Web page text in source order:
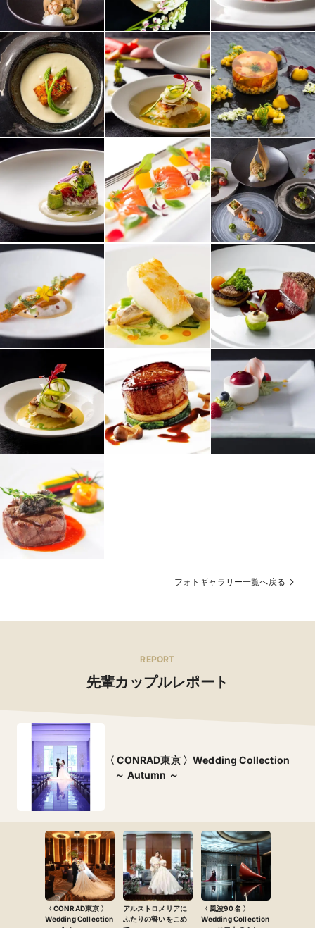
フォトギャラリー一覧へ戻る
REPORT
先輩カップルレポート
〈 CONRAD東京 〉Wedding Collection
～ Autumn ～
〈 CONRAD東京 〉
Wedding Collection
アルストロメリアに
ふたりの誓いをこめ
〈 風波90名 〉
Wedding Collection